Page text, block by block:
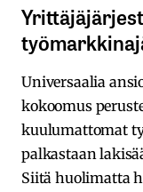
Universaalia
kokoomus
kuulumattomat
palkastaan
Siitä huolimatta